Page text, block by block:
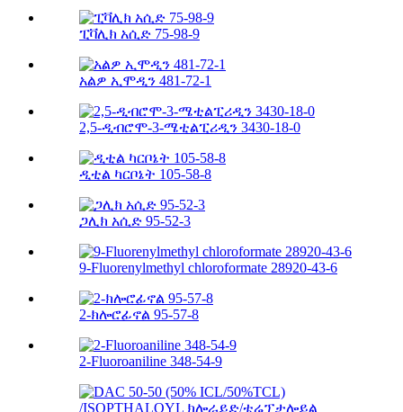
ፒቫሊክ አሲድ 75-98-9
አልዎ ኢሞዲን 481-72-1
2,5-ዲብሮሞ-3-ሜቲልፒሪዲን 3430-18-0
ዲቲል ካርቦኔት 105-58-8
ጋሊክ አሲድ 95-52-3
9-Fluorenylmethyl chloroformate 28920-43-6
2-ክሎሮፊኖል 95-57-8
2-Fluoroaniline 348-54-9